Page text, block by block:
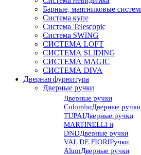
Барные, маятниковые
Система купе
Система Telescopic
Система SWING
СИСТЕМА LOFT
СИСТЕМА SLIDING
СИСТЕМА MAGIC
СИСТЕМА DIVA
Дверная фурнитура
Дверные ручки
Дверные ручки
ColomboДверные ручки
TUPAIДверные ручки
MARTINELLI и
DNDДверные ручки
VAL DE FIORIРучки
AlumДверные ручки